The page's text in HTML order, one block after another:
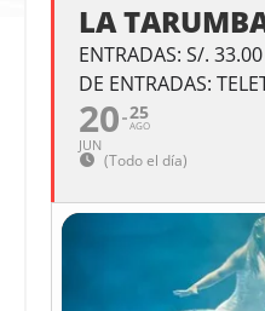
LA
ENTRADAS: S/.
DE ENTRADAS:
20
JUN
25
AGO
(Todo el día)